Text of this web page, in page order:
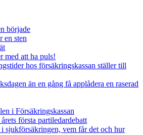
började
en sten
med att ha puls!
hos försäkringskassan ställer till
än en gång få applådera en raserad
i Försäkringskassan
första partiledardebatt
sjukförsäkringen, vem får det och hur